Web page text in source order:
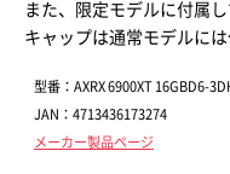
また、限定モデルに付属
キャップは通常モデルには
型番：AXRX 6900XT 16GBD6-
JAN：4713436173274
メーカー製品ページ